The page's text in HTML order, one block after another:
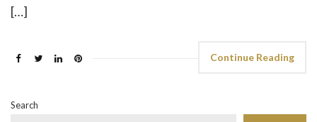
[…]
Continue Reading
Search